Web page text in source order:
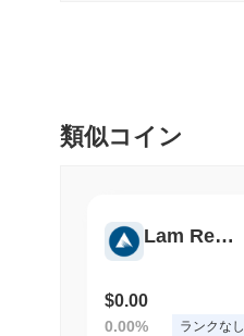
類似コイン
Lam Research Tokenized Stock - Reality
$0.00
0.00% ランクなし